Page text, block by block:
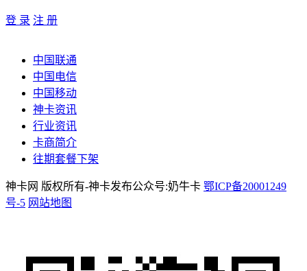
登 录 注 册
中国联通
中国电信
中国移动
神卡资讯
行业资讯
卡商简介
往期套餐下架
神卡网 版权所有-神卡发布公众号:奶牛卡 鄂ICP备20001249
号-5 网站地图